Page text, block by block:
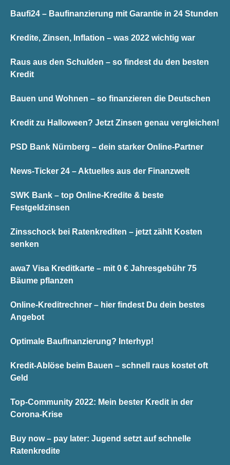
Baufi24 – Baufinanzierung mit Garantie in 24 Stunden
Kredite, Zinsen, Inflation – was 2022 wichtig war
Raus aus den Schulden – so findest du den besten
Kredit
Bauen und Wohnen – so finanzieren die Deutschen
Kredit zu Halloween? Jetzt Zinsen genau vergleichen!
PSD Bank Nürnberg – dein starker Online-Partner
News-Ticker 24 – Aktuelles aus der Finanzwelt
SWK Bank – top Online-Kredite & beste
Festgeldzinsen
Zinsschock bei Ratenkrediten – jetzt zählt Kosten
senken
awa7 Visa Kreditkarte – mit 0 € Jahresgebühr 75
Bäume pflanzen
Online-Kreditrechner – hier findest Du dein bestes
Angebot
Optimale Baufinanzierung? Interhyp!
Kredit-Ablöse beim Bauen – schnell raus kostet oft
Geld
Top-Community 2022: Mein bester Kredit in der
Corona-Krise
Buy now – pay later: Jugend setzt auf schnelle
Ratenkredite